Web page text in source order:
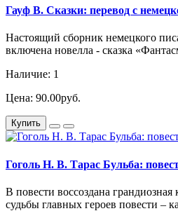
Гауф В. Сказки: перевод с
Настоящий сборник немецкого
включена новелла - сказка
Наличие: 1
Цена: 90.00руб.
Купить
Гоголь Н. В. Тарас Бульба:
В повести воссоздана
судьбы главных героев повести –